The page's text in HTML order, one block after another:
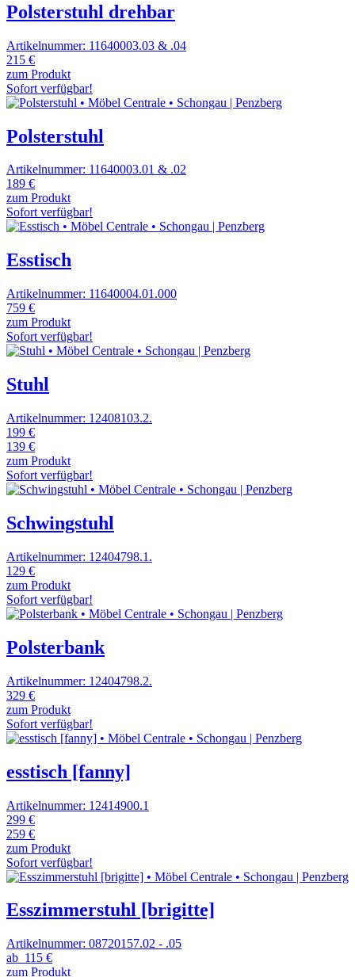
Polsterstuhl drehbar
Artikelnummer: 11640003.03 & .04
215 €
zum Produkt
Sofort verfügbar!
Polsterstuhl
Artikelnummer: 11640003.01 & .02
189 €
zum Produkt
Sofort verfügbar!
Esstisch
Artikelnummer: 11640004.01.000
759 €
zum Produkt
Sofort verfügbar!
Stuhl
Artikelnummer: 12408103.2.
199 €
139 €
zum Produkt
Sofort verfügbar!
Schwingstuhl
Artikelnummer: 12404798.1.
129 €
zum Produkt
Sofort verfügbar!
Polsterbank
Artikelnummer: 12404798.2.
329 €
zum Produkt
Sofort verfügbar!
esstisch [fanny]
Artikelnummer: 12414900.1
299 €
259 €
zum Produkt
Sofort verfügbar!
Esszimmerstuhl [brigitte]
Artikelnummer: 08720157.02 - .05
ab 115 €
zum Produkt